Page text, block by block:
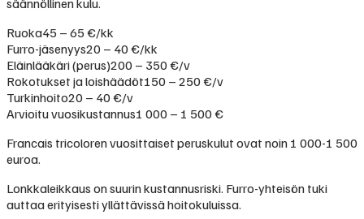
Ruoka45 – 65 €/kk
Furro-jäsenyys20 – 40 €/kk
Eläinlääkäri (perus)200 – 350 €/v
Rokotukset ja loishäädöt150 – 250 €/v
Turkinhoito20 – 40 €/v
Arvioitu vuosikustannus1 000 – 1 500 €
Francais tricoloren vuosittaiset peruskulut ovat noin 1 000-1 500
euroa.
Lonkkaleikkaus on suurin kustannusriski. Furro-yhteisön tuki
auttaa erityisesti yllättävissä hoitokuluissa.